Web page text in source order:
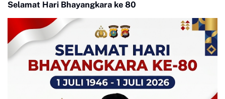
Selamat Hari Bhayangkara ke 80